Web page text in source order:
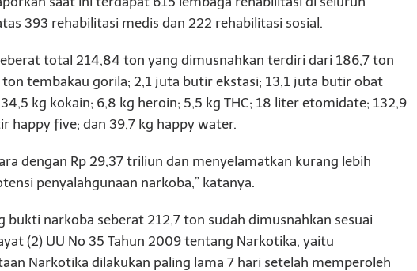
393 rehabilitasi medis dan 222 rehabilitasi sosial.
total 214,84 ton yang dimusnahkan terdiri dari 186,7 ton
ton tembakau gorila; 2,1 juta butir ekstasi; 13,1 juta butir obat
kg kokain; 6,8 kg heroin; 5,5 kg THC; 18 liter etomidate; 132,9
happy five; dan 39,7 kg happy water.
dengan Rp 29,37 triliun dan menyelamatkan kurang lebih
penyalahgunaan narkoba,” katanya.
bukti narkoba seberat 212,7 ton sudah dimusnahkan sesuai
(2) UU No 35 Tahun 2009 tentang Narkotika, yaitu
Narkotika dilakukan paling lama 7 hari setelah memperoleh